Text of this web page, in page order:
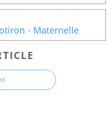
- Maternelle